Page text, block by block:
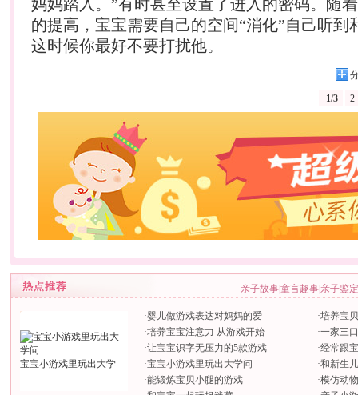
妈妈踏入。”有时甚至设置了进入的密码。随
的提高，宝宝需要自己的空间“消化”自己听到
这时候你最好不要打扰他。
1/3 2
亲子故事童言趣事亲子鉴定
宝宝小游戏里玩出大学
·婴儿做游戏表达对妈妈的爱
·培养宝宝注意力 从游戏开始
·让宝宝识字无压力的5款游戏
·宝宝小游戏里玩出大学问
·能锻炼宝贝小腿的游戏
·培养宝
·一家三
·经常跟
·和新生
·模仿动